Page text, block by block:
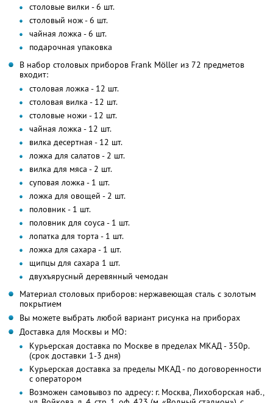
столовые вилки - 6 шт.
столовый нож - 6 шт.
чайная ложка - 6 шт.
подарочная упаковка
В набор столовых приборов Frank Möller из 72 предметов
входит:
столовая ложка - 12 шт.
столовая вилка - 12 шт.
столовые ножи - 12 шт.
чайная ложка - 12 шт.
вилка десертная - 12 шт.
ложка для салатов - 2 шт.
вилка для мяса - 2 шт.
суповая ложка - 1 шт.
ложка для овощей - 2 шт.
половник - 1 шт.
половник для соуса - 1 шт.
лопатка для торта - 1 шт.
ложка для сахара - 1 шт.
щипцы для сахара 1 шт.
двухъярусный деревянный чемодан
Материал столовых приборов: нержавеющая сталь с золотым
покрытием
Вы можете выбрать любой вариант рисунка на приборах
Доставка для Москвы и МО:
Курьерская доставка по Москве в пределах МКАД - 350р.
(срок доставки 1-3 дня)
Курьерская доставка за пределы МКАД - по договоренности
с оператором
Возможен самовывоз по адресу: г. Москва, Лихоборская наб.,